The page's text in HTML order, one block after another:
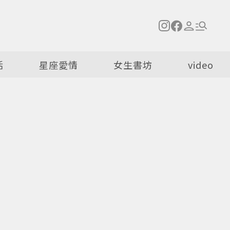
星座愛情 女生書坊 video